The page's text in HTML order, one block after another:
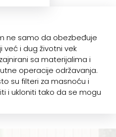
ne samo da obezbeđuje
već i dug životni vek
sa materijalima i
operacije održavanja.
su filteri za masnoću i
i ukloniti tako da se mogu